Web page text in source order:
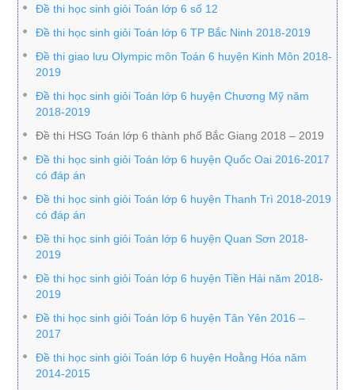
Đề thi học sinh giỏi Toán lớp 6 số 12
Đề thi học sinh giỏi Toán lớp 6 TP Bắc Ninh 2018-2019
Đề thi giao lưu Olympic môn Toán 6 huyện Kinh Môn 2018-
2019
Đề thi học sinh giỏi Toán lớp 6 huyện Chương Mỹ năm
2018-2019
Đề thi HSG Toán lớp 6 thành phố Bắc Giang 2018 – 2019
Đề thi học sinh giỏi Toán lớp 6 huyện Quốc Oai 2016-2017
có đáp án
Đề thi học sinh giỏi Toán lớp 6 huyện Thanh Trì 2018-2019
có đáp án
Đề thi học sinh giỏi Toán lớp 6 huyện Quan Sơn 2018-
2019
Đề thi học sinh giỏi Toán lớp 6 huyện Tiền Hải năm 2018-
2019
Đề thi học sinh giỏi Toán lớp 6 huyện Tân Yên 2016 –
2017
Đề thi học sinh giỏi Toán lớp 6 huyện Hoằng Hóa năm
2014-2015